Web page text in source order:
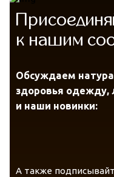
к нашим
Обсуждаем
здоровья одежду,
и наши новинки:
А также